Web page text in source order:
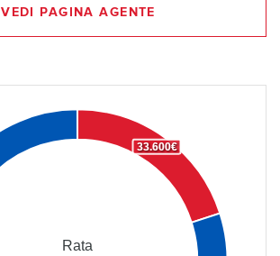
VEDI PAGINA AGENTE
33.600€
Rata